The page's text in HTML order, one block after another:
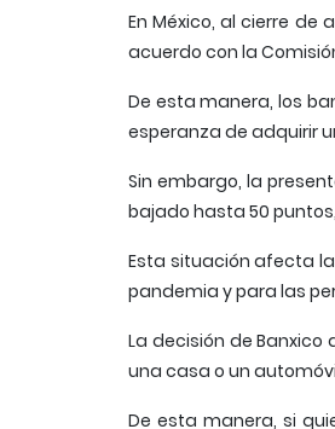
En México, al cierre de
acuerdo con la
De esta manera, los
esperanza de adquirir
Sin embargo, la
bajado hasta 50
Esta situación afecta
pandemia y para las
La decisión de
una casa o un
De esta manera, si